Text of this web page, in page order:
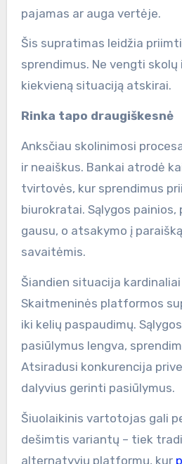
pajamas ar auga vertėje.
Šis supratimas leidžia
sprendimus. Ne vengti
kiekvieną situaciją atskirai.
Rinka tapo draugiškesnė
Anksčiau skolinimosi
ir neaiškus. Bankai atrodė
tvirtovės, kur sprendimus
biurokratai. Sąlygos
gausu, o atsakymo į
savaitėmis.
Šiandien situacija
Skaitmeninės platformos
iki kelių paspaudimų.
pasiūlymus lengva,
Atsiradusi konkurencija
dalyvius gerinti pasiūlymus.
Šiuolaikinis vartotojas gali
dešimtis variantų – tiek
alternatyvių platformų, kur